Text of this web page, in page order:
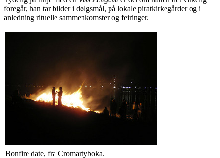
foregår, han tar bilder i dølgsmål, på lokale piratkirkegårder og i
anledning rituelle sammenkomster og feiringer.
Bonfire date, fra Cromartyboka.